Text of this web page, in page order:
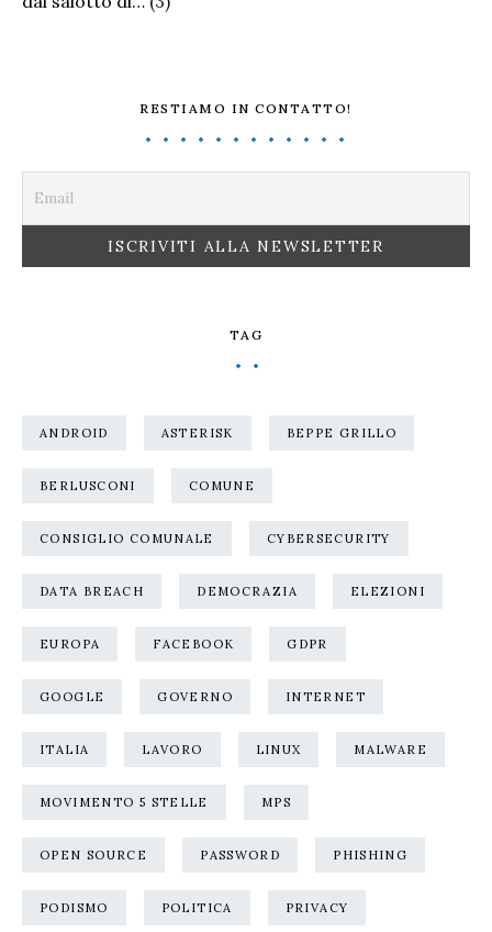
RESTIAMO IN CONTATTO!
TAG
ANDROID ASTERISK BEPPE GRILLO
BERLUSCONI COMUNE
CONSIGLIO COMUNALE CYBERSECURITY
DATA BREACH DEMOCRAZIA ELEZIONI
EUROPA FACEBOOK GDPR
GOOGLE GOVERNO INTERNET
ITALIA LAVORO LINUX MALWARE
MOVIMENTO 5 STELLE MPS
OPEN SOURCE PASSWORD PHISHING
PODISMO POLITICA PRIVACY